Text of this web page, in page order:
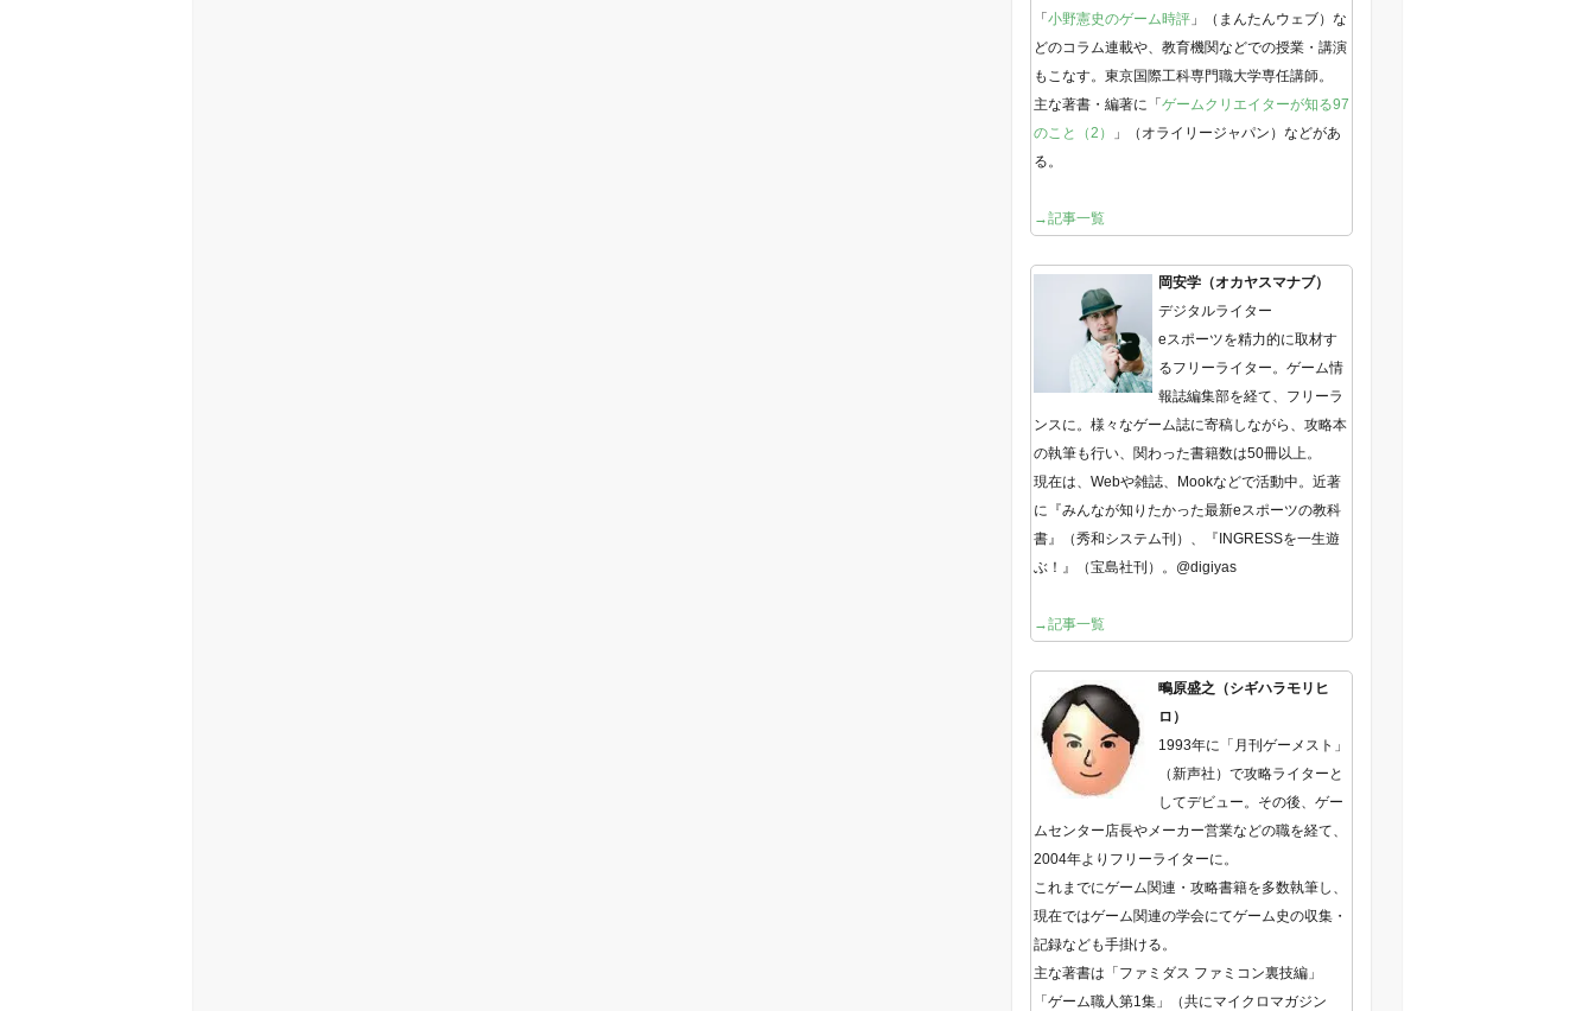
「 小野憲史のゲーム時評」（まんたんウェブ）な
どのコラム連載や、教育機関などでの授業・講演
もこなす。東京国際工科専門職大学専任講師。
主な著書・編著に「 ゲームクリエイターが知る97
のこと（2）
」（オライリージャパン）などがあ
る。
→記事一覧
岡安学（オカヤスマナブ）
デジタルライター
eスポーツを精力的に取材す
るフリーライター。ゲーム情
報誌編集部を経て、フリーラ
ンスに。様々なゲーム誌に寄稿しながら、攻略本
の執筆も行い、関わった書籍数は50冊以上。
現在は、Webや雑誌、Mookなどで活動中。近著
に『みんなが知りたかった最新eスポーツの教科
書』（秀和システム刊）、『INGRESSを一生遊
ぶ！』（宝島社刊）。@digiyas
→記事一覧
鴫原盛之（シギハラモリヒ
ロ）
1993年に「月刊ゲーメスト」
（新声社）で攻略ライターと
してデビュー。その後、ゲー
ムセンター店長やメーカー営業などの職を経て、
2004年よりフリーライターに。
これまでにゲーム関連・攻略書籍を多数執筆し、
現在ではゲーム関連の学会にてゲーム史の収集・
記録なども手掛ける。
主な著書は「ファミダス ファミコン裏技編」
「ゲーム職人第1集」（共にマイクロマガジン